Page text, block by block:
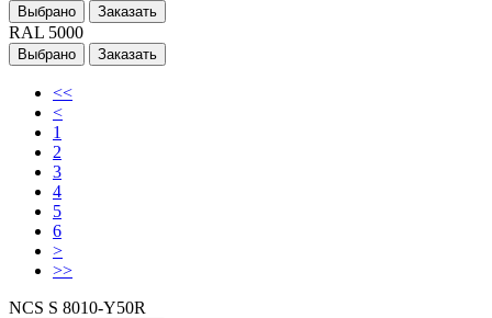
Выбрано Заказать
RAL 5000
Выбрано Заказать
<<
<
1
2
3
4
5
6
>
>>
NCS S 8010-Y50R